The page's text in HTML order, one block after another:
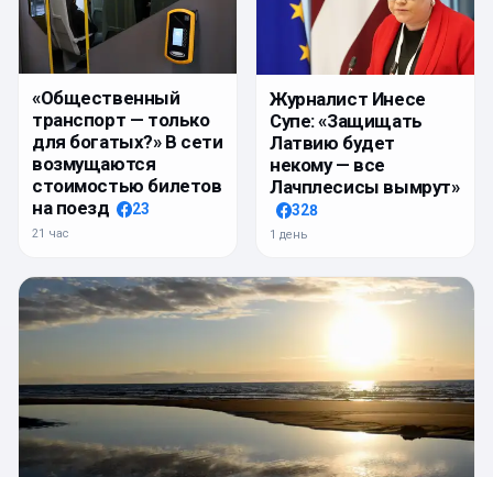
«Общественный
транспорт — только
для богатых?» В сети
возмущаются
стоимостью билетов
на поезд
23
21 час
Журналист Инесе
Супе: «Защищать
Латвию будет
некому — все
Лачплесисы вымрут»
328
1 день